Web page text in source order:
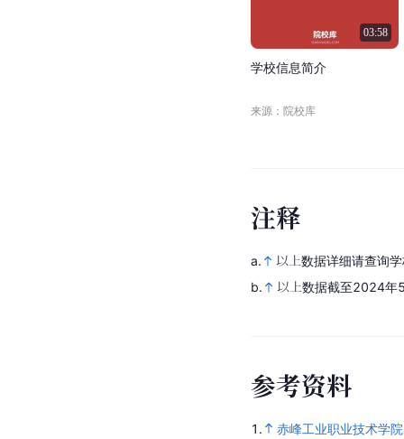
03:58
学校信息简介
来源：院校库
注释
a.
以上数据详细请查询
b.
以上数据截至2024年
参考资料
1. 赤峰工业职业技术学院